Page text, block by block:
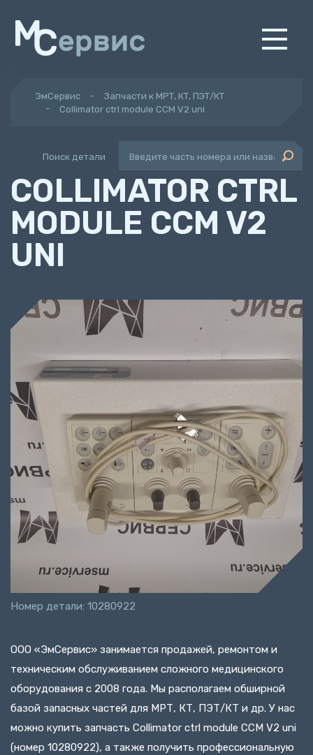
ЭмСервис
Запчасти к МРТ, КТ, ПЭТ/КТ
Collimator ctrl module CCM V2 uni
Поиск детали
COLLIMATOR CTRL
MODULE CCM V2
UNI
Номер детали: 10280922
ООО «ЭмСервис» занимается продажей, ремонтом и
техническим обслуживанием сложного медицинского
оборудования с 2008 года. Мы располагаем обширной
базой запасных частей для МРТ, КТ, ПЭТ/КТ и др. У нас
можно купить запчасть Collimator ctrl module CCM V2 uni
(номер 10280922), а также получить профессиональную